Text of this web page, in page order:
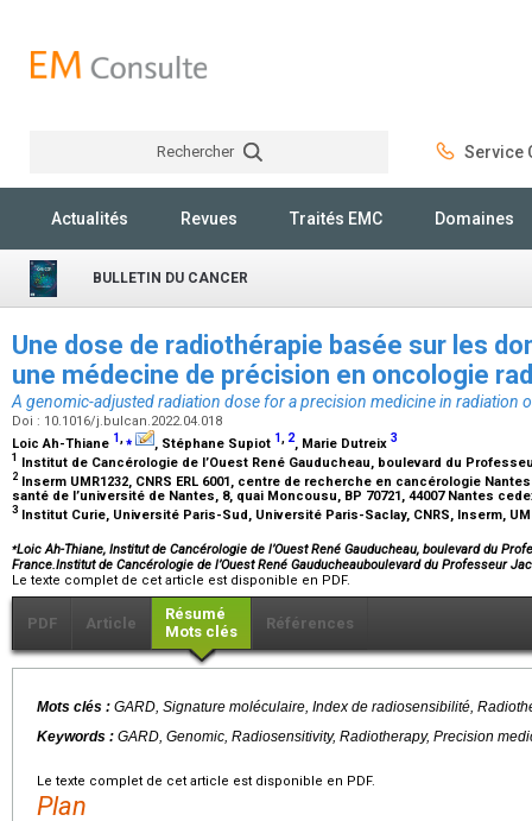
Rechercher Service
Actualités Revues Traités EMC Domaines
BULLETIN DU CANCER
Une dose de radiothérapie basée sur les
une médecine de précision en oncologie
A genomic-adjusted radiation dose for a precision medicine in radiation
Doi : 10.1016/j.bulcan.2022.04.018
Loic Ah-Thiane 1,⁎ , Stéphane Supiot 1, 2, Marie Dutreix 3
1 Institut de Cancérologie de l’Ouest René Gauducheau, boulevard du
2 Inserm UMR1232, CNRS ERL 6001, centre de recherche en cancérologie
santé de l’université de Nantes, 8, quai Moncousu, BP 70721, 44007 Nantes
3 Institut Curie, Université Paris-Sud, Université Paris-Saclay, CNRS, Inserm,
⁎Loic Ah-Thiane, Institut de Cancérologie de l’Ouest René Gauducheau, boulevard du
France.Institut de Cancérologie de l’Ouest René Gauducheauboulevard du Professeur
Le texte complet de cet article est disponible en PDF.
PDF Article
Résumé
Mots clés
Références
Mots clés : GARD, Signature moléculaire, Index de radiosensibilité,
Keywords : GARD, Genomic, Radiosensitivity, Radiotherapy, Precision
Le texte complet de cet article est disponible en PDF.
Plan